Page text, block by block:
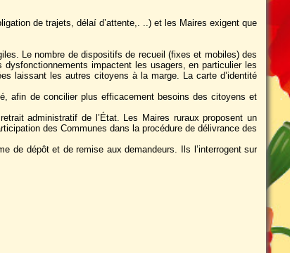
de trajets, délaí d’attente,. ..) et les Maires exigent que
Le nombre de dispositifs de recueil (fixes et mobiles) des
impactent les usagers, en particulier les
laissant les autres citoyens à la marge. La carte d’identité
afin de concilier plus efficacement besoins des citoyens et
administratif de l’État. Les Maires ruraux proposent un
des Communes dans la procédure de délivrance des
de dépôt et de remise aux demandeurs. Ils l’interrogent sur